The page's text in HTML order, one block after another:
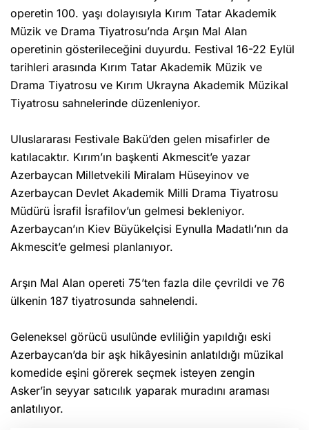
operetin 100. yaşı dolayısıyla Kırım Tatar Akademik
Müzik ve Drama Tiyatrosu’nda Arşın Mal Alan
operetinin gösterileceğini duyurdu. Festival 16-22 Eylül
tarihleri arasında Kırım Tatar Akademik Müzik ve
Drama Tiyatrosu ve Kırım Ukrayna Akademik Müzikal
Tiyatrosu sahnelerinde düzenleniyor.
Uluslararası Festivale Bakü’den gelen misafirler de
katılacaktır. Kırım’ın başkenti Akmescit’e yazar
Azerbaycan Milletvekili Miralam Hüseyinov ve
Azerbaycan Devlet Akademik Milli Drama Tiyatrosu
Müdürü İsrafil İsrafilov’un gelmesi bekleniyor.
Azerbaycan’ın Kiev Büyükelçisi Eynulla Madatlı’nın da
Akmescit’e gelmesi planlanıyor.
Arşın Mal Alan opereti 75’ten fazla dile çevrildi ve 76
ülkenin 187 tiyatrosunda sahnelendi.
Geleneksel görücü usulünde evliliğin yapıldığı eski
Azerbaycan’da bir aşk hikâyesinin anlatıldığı müzikal
komedide eşini görerek seçmek isteyen zengin
Asker’in seyyar satıcılık yaparak muradını araması
anlatılıyor.